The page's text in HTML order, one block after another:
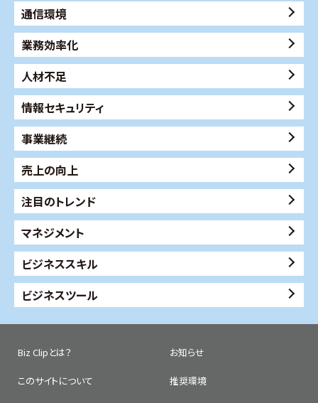
通信環境
業務効率化
人材不足
情報セキュリティ
事業継続
売上の向上
注目のトレンド
マネジメント
ビジネススキル
ビジネスツール
Biz Clipとは？ お知らせ
このサイトについて 推奨環境